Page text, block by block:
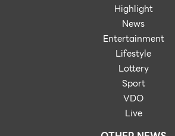
Highlight
News
Entertainment
Lifestyle
Lottery
Sport
VDO
Live